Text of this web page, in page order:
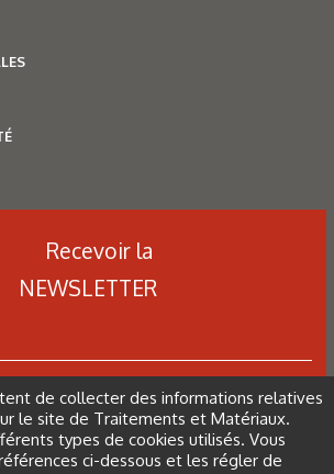
d’un bouchon à partir d’un produit
d’une enceinte à vide à partir d’un
produit long.
articles sur ce
Recevoir la
NEWSLETTER
VOUS À LA NEWSLETTER
de collecter des informations relatives
le site de Traitements et Matériaux.
types de cookies utilisés. Vous
ci-dessous et les régler de